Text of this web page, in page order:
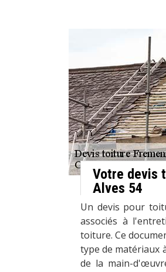
Votre devis
Alves 54
Un devis pour
associés à
toiture. Ce
type de matériaux
de la main-